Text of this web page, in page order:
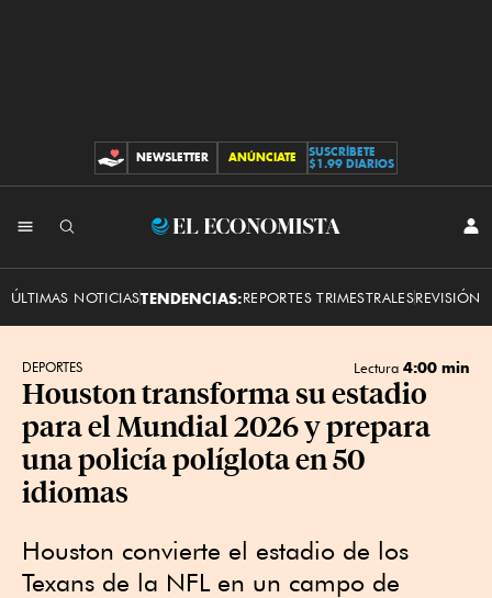
CONTRIBUCIONES
NEWSLETTER ANÚNCIATE
SUSCRÍBETE
$1.99 DIARIOS
El
ÚLTIMAS NOTICIASTENDENCIAS:REPORTES TRIMESTRALESREVISIÓN
DEPORTES Lectura 4:00 min
Houston transforma su estadio
para el Mundial 2026 y prepara
una policía políglota en 50
idiomas
Houston convierte el estadio de los
Texans de la NFL en un campo de